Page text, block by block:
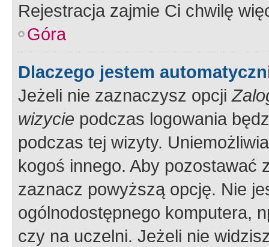
Rejestracja zajmie Ci chwilę
Góra
Dlaczego jestem
Jeżeli nie zaznaczysz opcji
wizycie podczas logowania
podczas tej wizyty.
kogoś innego. Aby pozostawać
zaznacz powyższą opcję. Nie
ogólnodostępnego komputera,
czy na uczelni. Jeżeli nie